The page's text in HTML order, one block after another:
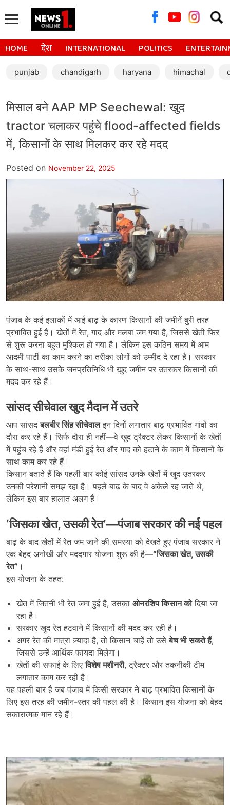
for:
HOME देश INTERNATIONAL POLITICS
punjab chandigarh haryana himachal
मिसाल बने AAP MP Seechewal: खुद
tractor चलाकर पहुंचे flood-affected fields
में, किसानों के साथ मिलकर कर रहे मदद
Posted on November 22, 2025
पंजाब के कई इलाकों में आई बाढ़ के कारण किसानों की जमीनें बुरी तरह
प्रभावित हुई हैं। खेतों में रेत, गाद और मलबा जम गया है, जिससे खेती फिर
से शुरू करना बहुत मुश्किल हो गया है। लेकिन इस कठिन समय में आम
आदमी पार्टी का काम करने का तरीका लोगों को उम्मीद दे रहा है। सरकार
के साथ-साथ उसके जनप्रतिनिधि भी खुद जमीन पर उतरकर किसानों की
मदद कर रहे हैं।
सांसद सीचेवाल खुद मैदान में उतरे
आप सांसदबलबीर सिंह सीचेवालइन दिनों लगातार बाढ़ प्रभावित गांवों का
दौरा कर रहे हैं। सिर्फ दौरा ही नहीं—वे खुद ट्रैक्टर लेकर किसानों के खेतों
में पहुंच रहे हैं और वहां मंडी हुई रेत और गाद को हटाने के काम में किसानों के
साथ काम कर रहे हैं।
किसान बताते हैं कि पहली बार कोई सांसद उनके खेतों में खुद उतरकर
उनकी परेशानी समझ रहा है। पहले बाढ़ के बाद वे अकेले रह जाते थे,
लेकिन इस बार हालात अलग हैं।
‘जिसका खेत,उसकी रेत’—पंजाब सरकार की नई पहल
बाढ़ के बाद खेतों में रेत जम जाने की समस्या को देखते हुए पंजाब सरकार ने
एक बेहद अनोखी और मददगार योजना शुरू की है—“जिसका खेत,उसकी
रेत” ।
इस योजना के तहत:
खेत में जितनी भी रेत जमा हुई है, उसका ओनरशिप किसान कोदिया जा
रहा है।
सरकार खुद रेत हटवाने में किसानों की मदद कर रही है।
अगर रेत की मात्रा ज़्यादा है, तो किसान चाहें तो उसेबेच भी सकते हैं,
जिससे उन्हें आर्थिक फायदा मिलेगा।
खेतों की सफाई के लिएविशेष मशीनरी, ट्रैक्टर और तकनीकी टीम
लगातार काम कर रही है।
यह पहली बार है जब पंजाब में किसी सरकार ने बाढ़ प्रभावित किसानों के
लिए इस तरह की जमीन-स्तर की पहल की है। किसान इस योजना को बेहद
सकारात्मक मान रहे हैं।